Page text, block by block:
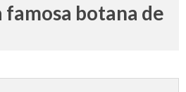
famosa botana de